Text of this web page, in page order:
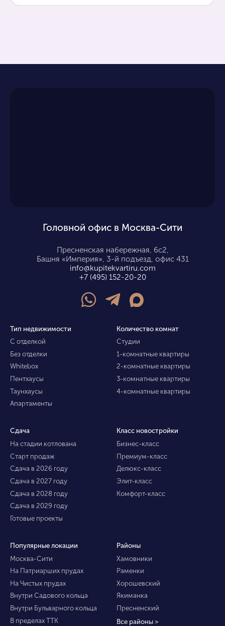
Головной офис в Москва-Сити
Пресненская набережная, 6с2,
Башня «Империя», 3-й подъезд, офис 431
info@kupitekvartiru.com
+7 (495) 152-20-20
Тип недвижимости
С отделкой
Без отделки
Whitebox
Пентхаусы
Таунхаусы
Апартаменты
Количество комнат
Студии
1-комнатные квартиры
2-комнатные квартиры
3-комнатные квартиры
4-комнатные квартиры
Сдача
На стадии котлована
Старт продаж
Сдача в 2026 году
Сдача в 2027 году
Сдача в 2028 году
Сдача в 2029 году
Готовые проекты
Класс новостройки
Бизнес-класс
Премиум-класс
Делюкс-класс
Элит-класс
Комфорт-класс
Популярные локации
Москва-Сити
На Патриарших прудах
На Чистых прудах
Внутри Садового кольца
Внутри Бульварного кольца
В пределах ТТК
Районы
Хамовники
Раменки
Хорошевский
Якиманка
Пресненский
Все районы >